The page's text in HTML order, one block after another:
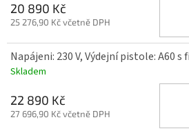
20 890 Kč
25 276,90 Kč včetně DPH
Napájeni: 230 V, Výdejní pistole: A60
Skladem
22 890 Kč
27 696,90 Kč včetně DPH